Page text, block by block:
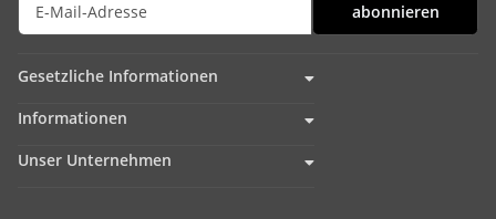
abonnieren
Gesetzliche Informationen
Informationen
Unser Unternehmen